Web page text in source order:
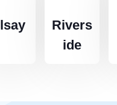
Rivers
ide